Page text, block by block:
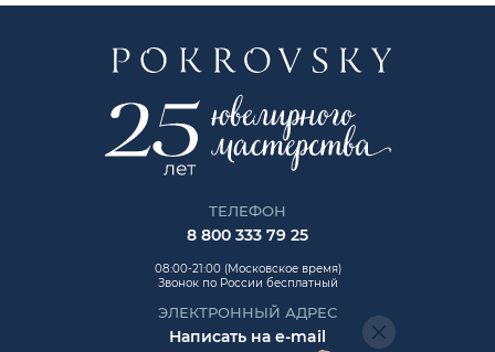
ТЕЛЕФОН
8 800 333 79 25
08:00-21:00 (Московское время)
Звонок по России бесплатный
ЭЛЕКТРОННЫЙ АДРЕС
Написать на e-mail